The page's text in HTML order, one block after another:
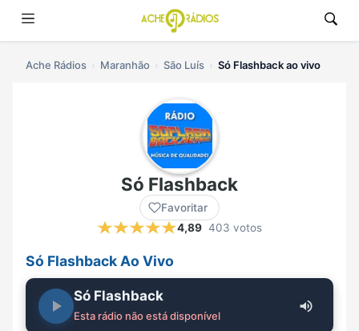
Ache Rádios Maranhão São Luís Só Flashback ao vivo
Só Flashback
Favoritar
4,89 403 votos
Só Flashback Ao Vivo
Só Flashback
Esta rádio não está disponível